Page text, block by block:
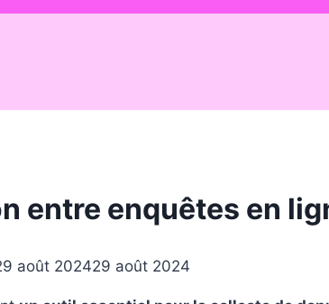
entre enquêtes en
août 202429 août 2024